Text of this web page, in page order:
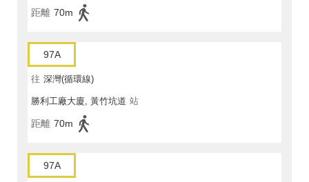
距離 70m
97A
往 深灣(循環線)
勝利工廠大廈, 黃竹坑道 站
距離 70m
97A